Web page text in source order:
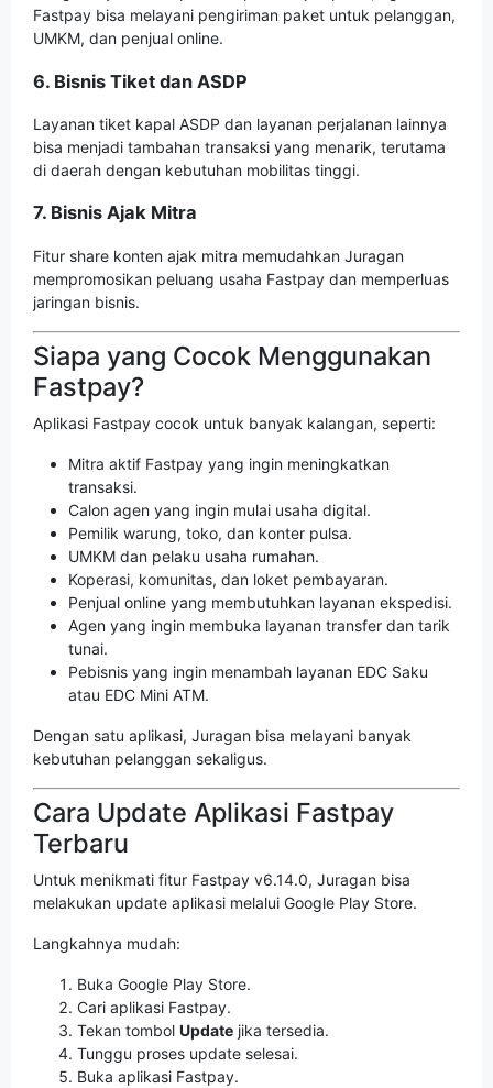
Fastpay bisa melayani pengiriman paket untuk pelanggan,
UMKM, dan penjual online.
6. Bisnis Tiket dan ASDP
Layanan tiket kapal ASDP dan layanan perjalanan lainnya
bisa menjadi tambahan transaksi yang menarik, terutama
di daerah dengan kebutuhan mobilitas tinggi.
7. Bisnis Ajak Mitra
Fitur share konten ajak mitra memudahkan Juragan
mempromosikan peluang usaha Fastpay dan memperluas
jaringan bisnis.
Siapa yang Cocok Menggunakan
Fastpay?
Aplikasi Fastpay cocok untuk banyak kalangan, seperti:
Mitra aktif Fastpay yang ingin meningkatkan
transaksi.
Calon agen yang ingin mulai usaha digital.
Pemilik warung, toko, dan konter pulsa.
UMKM dan pelaku usaha rumahan.
Koperasi, komunitas, dan loket pembayaran.
Penjual online yang membutuhkan layanan ekspedisi.
Agen yang ingin membuka layanan transfer dan tarik
tunai.
Pebisnis yang ingin menambah layanan EDC Saku
atau EDC Mini ATM.
Dengan satu aplikasi, Juragan bisa melayani banyak
kebutuhan pelanggan sekaligus.
Cara Update Aplikasi Fastpay
Terbaru
Untuk menikmati fitur Fastpay v6.14.0, Juragan bisa
melakukan update aplikasi melalui Google Play Store.
Langkahnya mudah:
Buka Google Play Store.
Cari aplikasi Fastpay.
Tekan tombol Update jika tersedia.
Tunggu proses update selesai.
Buka aplikasi Fastpay.